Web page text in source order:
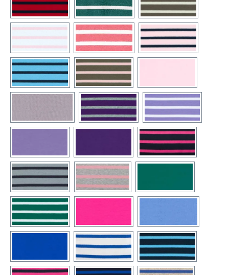
(31) rot / blau (32) petrol / weiß (39) taupe / natur
(41) weiß / rosa (42) altrosa / weiß (45) rosa / blau
(47) azur / blau (49) taupe / rosa
(50) uni-grau (51) lila / grau (52) flieder /
(55) uni-lila (57) blau /
(58) grau / anthrazit(59) grau-melange / koralle
(63) smaragd / weiß
(72) weiß / royal (74) blau / azur